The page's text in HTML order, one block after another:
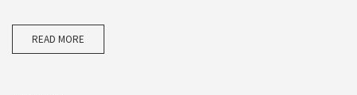
READ MORE